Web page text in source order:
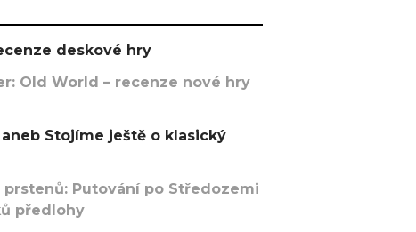
deskové hry
Old World – recenze nové hry
Stojíme ještě o klasický
prstenů: Putování po Středozemi
předlohy